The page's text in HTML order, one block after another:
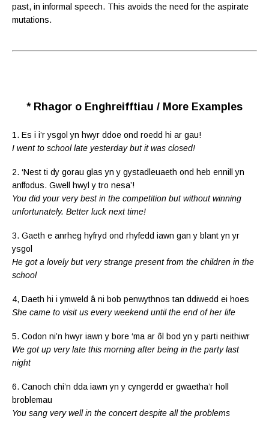
past, in informal speech. This avoids the need for the aspirate
mutations.
* Rhagor o Enghreifftiau / More Examples
1. Es i i’r ysgol yn hwyr ddoe ond roedd hi ar gau!
I went to school late yesterday but it was closed!
2. ‘Nest ti dy gorau glas yn y gystadleuaeth ond heb ennill yn
anffodus. Gwell hwyl y tro nesa’!
You did your very best in the competition but without winning
unfortunately. Better luck next time!
3. Gaeth e anrheg hyfryd ond rhyfedd iawn gan y blant yn yr
ysgol
He got a lovely but very strange present from the children in the
school
4, Daeth hi i ymweld â ni bob penwythnos tan ddiwedd ei hoes
She came to visit us every weekend until the end of her life
5. Codon ni’n hwyr iawn y bore ‘ma ar ôl bod yn y parti neithiwr
We got up very late this morning after being in the party last
night
6. Canoch chi’n dda iawn yn y cyngerdd er gwaetha’r holl
broblemau
You sang very well in the concert despite all the problems